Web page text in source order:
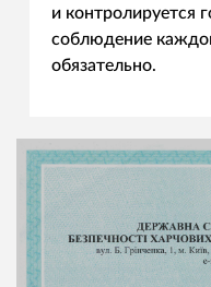
и контролируется
соблюдение
обязательно.